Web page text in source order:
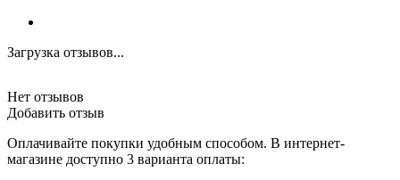
Загрузка отзывов...
Нет отзывов
Добавить отзыв
Оплачивайте покупки удобным способом. В интернет-
магазине доступно 3 варианта оплаты: